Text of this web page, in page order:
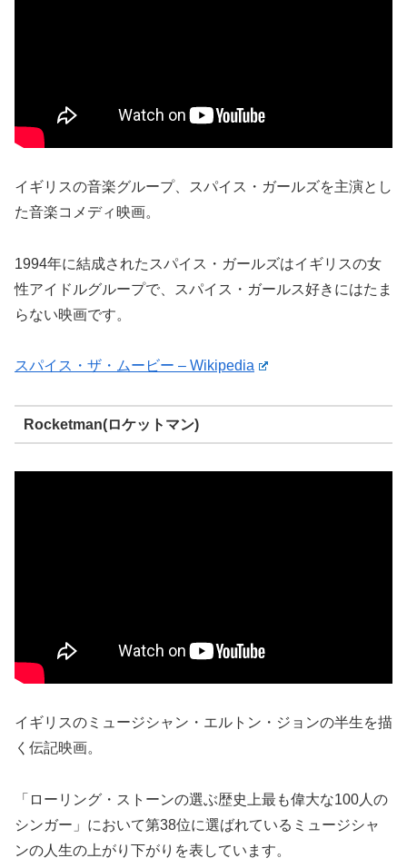
イギリスの音楽グループ、スパイス・ガールズを主演とし
た音楽コメディ映画。
1994年に結成されたスパイス・ガールズはイギリスの女
性アイドルグループで、スパイス・ガールス好きにはたま
らない映画です。
スパイス・ザ・ムービー – Wikipedia
Rocketman(ロケットマン)
イギリスのミュージシャン・エルトン・ジョンの半生を描
く伝記映画。
「ローリング・ストーンの選ぶ歴史上最も偉大な100人の
シンガー」において第38位に選ばれているミュージシャ
ンの人生の上がり下がりを表しています。